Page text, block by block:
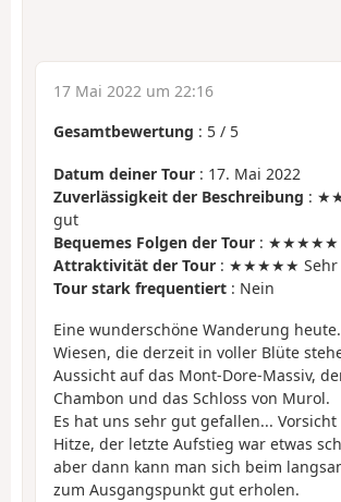
17 Mai 2022 um 22:16
Gesamtbewertung : 5 / 5
Datum deiner Tour : 17. Mai 2022
Zuverlässigkeit der Beschreibung :
gut
Bequemes Folgen der Tour : ★★★★★
Attraktivität der Tour : ★★★★★ Sehr
Tour stark frequentiert : Nein
Eine wunderschöne Wanderung
Wiesen, die derzeit in voller Blüte
Aussicht auf das Mont-Dore-Massiv,
Chambon und das Schloss von Murol.
Es hat uns sehr gut gefallen...
Hitze, der letzte Aufstieg war etwas
aber dann kann man sich beim
zum Ausgangspunkt gut erholen.